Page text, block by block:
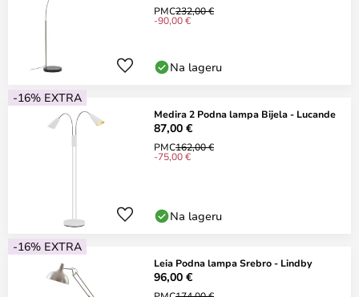
PMC232,00 €
-90,00 €
Na lageru
-16% EXTRA
Medira 2 Podna lampa Bijela - Lucande
87,00 €
PMC162,00 €
-75,00 €
Na lageru
-16% EXTRA
Leia Podna lampa Srebro - Lindby
96,00 €